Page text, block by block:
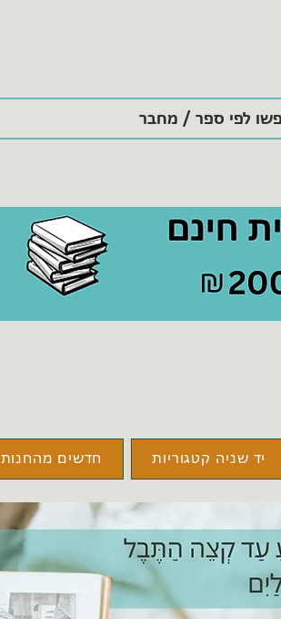
יד שניה קטגוריות חדשים מהחנות